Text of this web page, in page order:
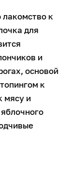
к
для
и
основой
к
мясу и